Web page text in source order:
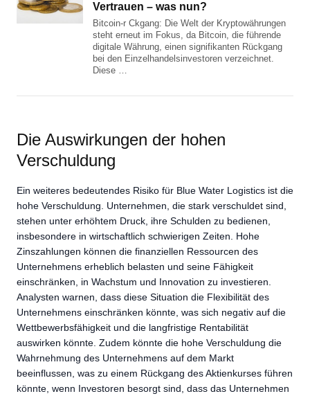
Vertrauen – was nun?
Bitcoin-r Ckgang: Die Welt der Kryptowährungen
steht erneut im Fokus, da Bitcoin, die führende
digitale Währung, einen signifikanten Rückgang
bei den Einzelhandelsinvestoren verzeichnet.
Diese …
Die Auswirkungen der hohen
Verschuldung
Ein weiteres bedeutendes Risiko für Blue Water Logistics ist die
hohe Verschuldung. Unternehmen, die stark verschuldet sind,
stehen unter erhöhtem Druck, ihre Schulden zu bedienen,
insbesondere in wirtschaftlich schwierigen Zeiten. Hohe
Zinszahlungen können die finanziellen Ressourcen des
Unternehmens erheblich belasten und seine Fähigkeit
einschränken, in Wachstum und Innovation zu investieren.
Analysten warnen, dass diese Situation die Flexibilität des
Unternehmens einschränken könnte, was sich negativ auf die
Wettbewerbsfähigkeit und die langfristige Rentabilität
auswirken könnte. Zudem könnte die hohe Verschuldung die
Wahrnehmung des Unternehmens auf dem Markt
beeinflussen, was zu einem Rückgang des Aktienkurses führen
könnte, wenn Investoren besorgt sind, dass das Unternehmen